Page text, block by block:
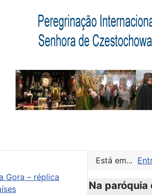
Gora – réplica
Está em...
Na paróquia